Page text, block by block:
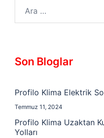
Son Bloglar
Profilo Klima Elektrik
Temmuz 11, 2024
Profilo Klima Uzaktan
Yolları